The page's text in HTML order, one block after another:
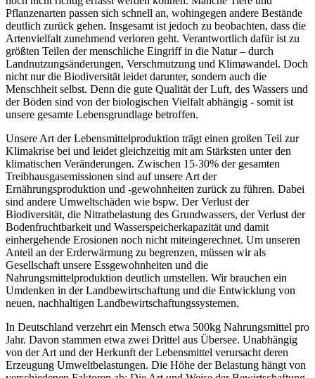
Pflanzenarten passen sich schnell an, wohingegen andere Bestände
deutlich zurück gehen. Insgesamt ist jedoch zu beobachten, dass die
Artenvielfalt zunehmend verloren geht. Verantwortlich dafür ist zu
größten Teilen der menschliche Eingriff in die Natur – durch
Landnutzungsänderungen, Verschmutzung und Klimawandel. Doch
nicht nur die Biodiversität leidet darunter, sondern auch die
Menschheit selbst. Denn die gute Qualität der Luft, des Wassers und
der Böden sind von der biologischen Vielfalt abhängig - somit ist
unsere gesamte Lebensgrundlage betroffen.
Unsere Art der Lebensmittelproduktion trägt einen großen Teil zur
Klimakrise bei und leidet gleichzeitig mit am Stärksten unter den
klimatischen Veränderungen. Zwischen 15-30% der gesamten
Treibhausgasemissionen sind auf unsere Art der
Ernährungsproduktion und -gewohnheiten zurück zu führen. Dabei
sind andere Umweltschäden wie bspw. Der Verlust der
Biodiversität, die Nitratbelastung des Grundwassers, der Verlust der
Bodenfruchtbarkeit und Wasserspeicherkapazität und damit
einhergehende Erosionen noch nicht miteingerechnet. Um unseren
Anteil an der Erderwärmung zu begrenzen, müssen wir als
Gesellschaft unsere Essgewohnheiten und die
Nahrungsmittelproduktion deutlich umstellen. Wir brauchen ein
Umdenken in der Landbewirtschaftung und die Entwicklung von
neuen, nachhaltigen Landbewirtschaftungssystemen.
In Deutschland verzehrt ein Mensch etwa 500kg Nahrungsmittel pro
Jahr. Davon stammen etwa zwei Drittel aus Übersee. Unabhängig
von der Art und der Herkunft der Lebensmittel verursacht deren
Erzeugung Umweltbelastungen. Die Höhe der Belastung hängt von